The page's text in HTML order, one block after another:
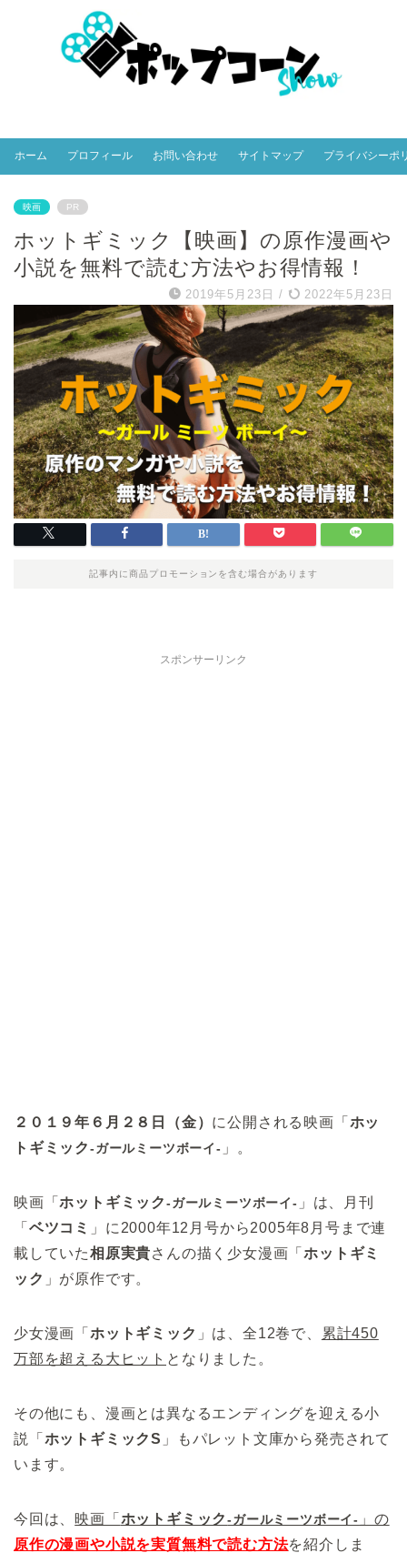
ホーム プロフィール お問い合わせ サイトマップ プライバシーポ
映画 PR
ホットギミック【映画】の原作漫画や
小説を無料で読む方法やお得情報！
2019年5月23日 / 2022年5月23日
記事内に商品プロモーションを含む場合があります
スポンサーリンク
２０１９年６月２８日（金） に公開される映画「 ホッ
トギミック-ガールミーツボーイ- 」。
映画「ホットギミック-ガールミーツボーイ- 」は、月刊
「 ベツコミ
」に2000年12月号から2005年8月号まで連
載していた相原実貴さんの描く少女漫画「ホットギミ
ック 」が原作です。
少女漫画「 ホットギミック 」は、全12巻で、
累計450
万部を超える大ヒット となりました。
その他にも、漫画とは異なるエンディングを迎える小
説「 ホットギミックS 」もパレット文庫から発売されて
います。
今回は、 映画「 ホットギミック-ガールミーツボーイ- 」の
原作の漫画や小説を実質無料で読む方法を紹介しま